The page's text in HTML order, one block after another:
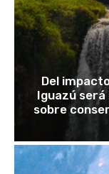
Del
Iguazú será
sobre